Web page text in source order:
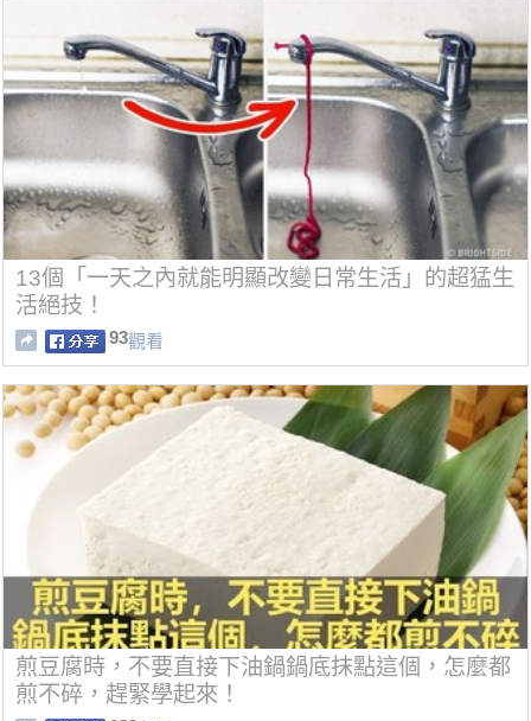
13個「一天之內就能明顯改變日常生活」的超猛生
活絕技！
93觀看
煎豆腐時，不要直接下油鍋鍋底抹點這個，怎麼都
煎不碎，趕緊學起來！